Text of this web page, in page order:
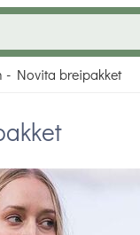
- Novita breipakket